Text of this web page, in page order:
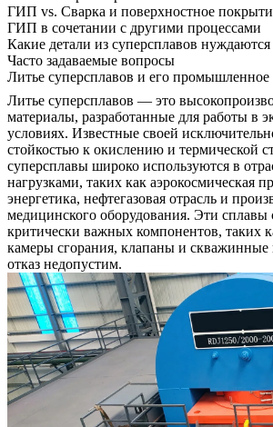
ГИП vs. Сварка и поверхностное
ГИП в сочетании с другими процессами
Какие детали из суперсплавов
Часто задаваемые вопросы
Литье суперсплавов и его промышленное
Литье суперсплавов — это
материалы, разработанные для работы в
условиях. Известные своей
стойкостью к окислению и термической
суперсплавы широко используются в
нагрузками, таких как аэрокосмическая
энергетика, нефтегазовая отрасль и
медицинского оборудования. Эти сплавы
критически важных компонентов, таких
камеры сгорания, клапаны и скважинные
отказ недопустим.